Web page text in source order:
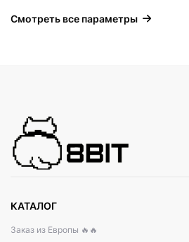
Смотреть все параметры
КАТАЛОГ
Заказ из Европы 🔥🔥